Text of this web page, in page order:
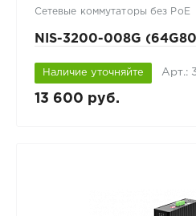
Сетевые коммутаторы без PoE
NIS-3200-008G
Наличие уточняйте Арт.:
13 600 руб.